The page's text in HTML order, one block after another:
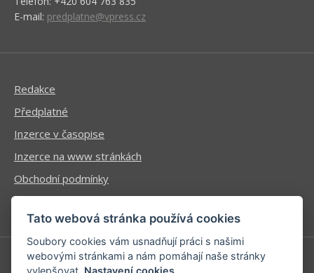
E-mail: predplatne@vpress.cz
Redakce
Předplatné
Inzerce v časopise
Inzerce na www stránkách
Obchodní podmínky
Ochrana osobních údajů
Tato webová stránka používá cookies
Soubory cookies vám usnadňují práci s našimi
webovými stránkami a nám pomáhají naše stránky
vylepšovat. Nastavení cookies